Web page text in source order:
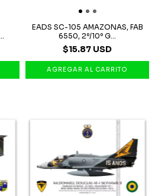
EADS SC-105 AMAZONAS, FAB
6550, 2º/10º G...
$15.87 USD